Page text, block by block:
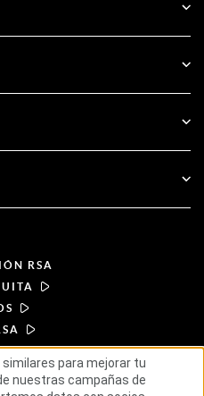
RSA
para mejorar tu
nuestras campañas de